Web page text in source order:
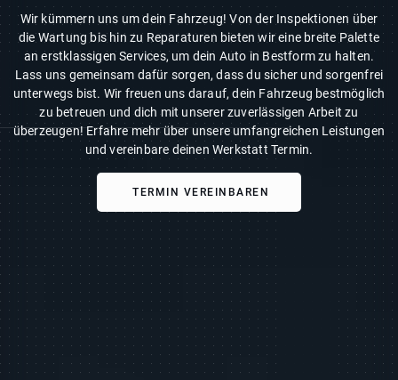
Wir kümmern uns um dein Fahrzeug! Von der Inspektionen über
die Wartung bis hin zu Reparaturen bieten wir eine breite Palette
an erstklassigen Services, um dein Auto in Bestform zu halten.
Lass uns gemeinsam dafür sorgen, dass du sicher und sorgenfrei
unterwegs bist. Wir freuen uns darauf, dein Fahrzeug bestmöglich
zu betreuen und dich mit unserer zuverlässigen Arbeit zu
überzeugen! Erfahre mehr über unsere umfangreichen Leistungen
und vereinbare deinen Werkstatt Termin.
TERMIN VEREINBAREN